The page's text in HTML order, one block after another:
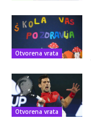
Otvorena vrata
Otvorena vrata